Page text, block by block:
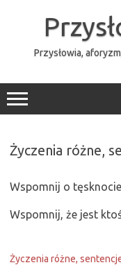
Przysłowia,
Życzenia różne,
Wspomnij o
Wspomnij, że jest
Życzenia różne,